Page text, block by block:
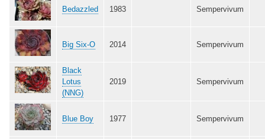
Bedazzled 1983 Sempervivum
Big Six-O 2014 Sempervivum
Black
Lotus
(NNG)
2019 Sempervivum
Blue Boy 1977 Sempervivum